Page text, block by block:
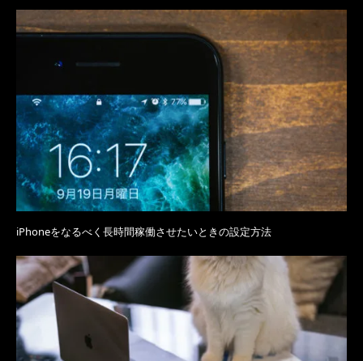
iPhoneをなるべく長時間稼働させたいときの設定方法